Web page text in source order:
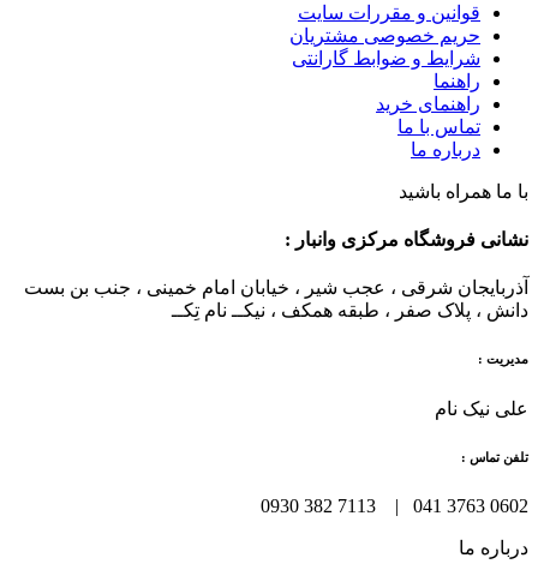
قوانین و مقررات سایت
حریم خصوصی مشتریان
شرایط و ضوابط گارانتی
راهنما
راهنمای خرید
تماس با ما
درباره ما
با ما همراه باشید
نشانی فروشگاه مرکزی وانبار :
آذربایجان شرقی ، عجب شیر ، خیابان امام خمینی ، جنب بن بست
دانش ، پلاک صفر ، طبقه همکف ، نیکــ نام تِکــ
مدیریت :
علی نیک نام
تلفن تماس :
0602 3763 041 | 7113 382 0930
درباره ما